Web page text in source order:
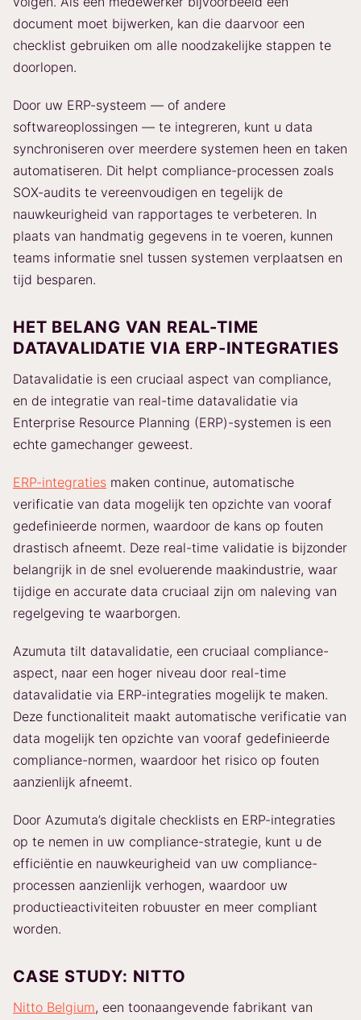
document moet bijwerken, kan die daarvoor een
checklist gebruiken om alle noodzakelijke stappen te
doorlopen.
Door uw ERP-systeem — of andere
softwareoplossingen — te integreren, kunt u data
synchroniseren over meerdere systemen heen en taken
automatiseren. Dit helpt compliance-processen zoals
SOX-audits te vereenvoudigen en tegelijk de
nauwkeurigheid van rapportages te verbeteren. In
plaats van handmatig gegevens in te voeren, kunnen
teams informatie snel tussen systemen verplaatsen en
tijd besparen.
HET BELANG VAN REAL-TIME
DATAVALIDATIE VIA ERP-INTEGRATIES
Datavalidatie is een cruciaal aspect van compliance,
en de integratie van real-time datavalidatie via
Enterprise Resource Planning (ERP)-systemen is een
echte gamechanger geweest.
ERP-integraties maken continue, automatische
verificatie van data mogelijk ten opzichte van vooraf
gedefinieerde normen, waardoor de kans op fouten
drastisch afneemt. Deze real-time validatie is bijzonder
belangrijk in de snel evoluerende maakindustrie, waar
tijdige en accurate data cruciaal zijn om naleving van
regelgeving te waarborgen.
Azumuta tilt datavalidatie, een cruciaal compliance-
aspect, naar een hoger niveau door real-time
datavalidatie via ERP-integraties mogelijk te maken.
Deze functionaliteit maakt automatische verificatie van
data mogelijk ten opzichte van vooraf gedefinieerde
compliance-normen, waardoor het risico op fouten
aanzienlijk afneemt.
Door Azumuta’s digitale checklists en ERP-integraties
op te nemen in uw compliance-strategie, kunt u de
efficiëntie en nauwkeurigheid van uw compliance-
processen aanzienlijk verhogen, waardoor uw
productieactiviteiten robuuster en meer compliant
worden.
CASE STUDY: NITTO
Nitto Belgium, een toonaangevende fabrikant van